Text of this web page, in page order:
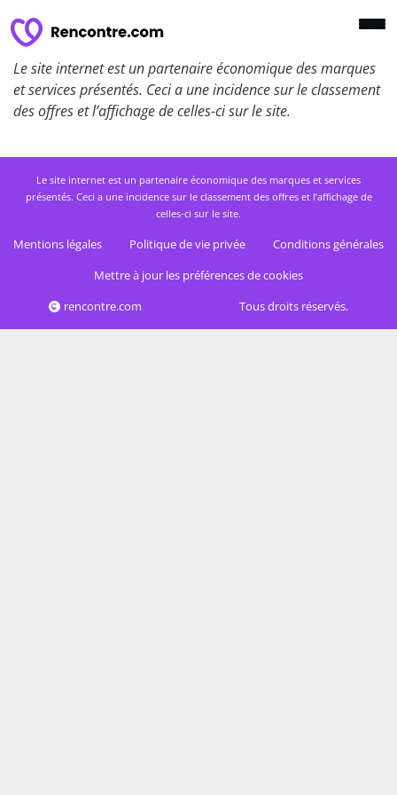
Le site internet est un partenaire économique des marques
et services présentés. Ceci a une incidence sur le classement
des offres et l’affichage de celles-ci sur le site.
Le site internet est un partenaire économique des marques et services
présentés. Ceci a une incidence sur le classement des offres et l’affichage de
celles-ci sur le site.
Mentions légales Politique de vie privée
Conditions générales
Mettre à jour les préférences de cookies
rencontre.com
Tous droits réservés.